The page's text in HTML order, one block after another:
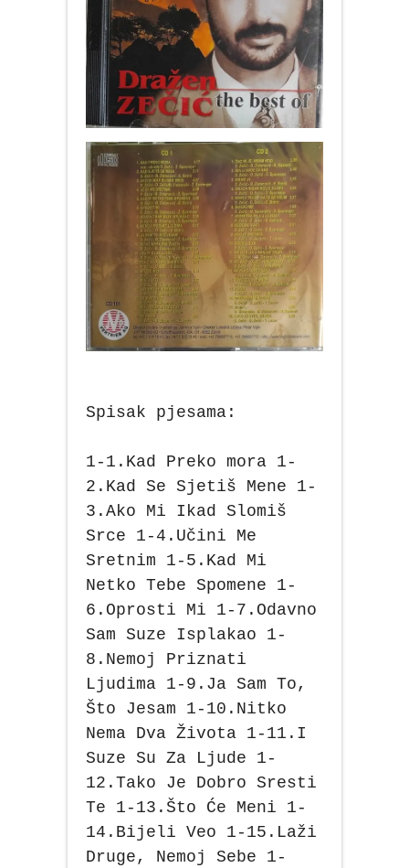
Spisak pjesama:
1-1.Kad Preko mora 1-
2.Kad Se Sjetiš Mene 1-
3.Ako Mi Ikad Slomiš
Srce 1-4.Učini Me
Sretnim 1-5.Kad Mi
Netko Tebe Spomene 1-
6.Oprosti Mi 1-7.Odavno
Sam Suze Isplakao 1-
8.Nemoj Priznati
Ljudima 1-9.Ja Sam To,
Što Jesam 1-10.Nitko
Nema Dva Života 1-11.I
Suze Su Za Ljude 1-
12.Tako Je Dobro Sresti
Te 1-13.Što Će Meni 1-
14.Bijeli Veo 1-15.Laži
Druge, Nemoj Sebe 1-